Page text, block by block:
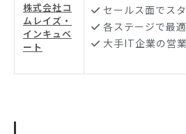
株式会社コ
ムレイズ・
インキュベ
ート
セールス面でス
各ステージで最
大手IT企業の営